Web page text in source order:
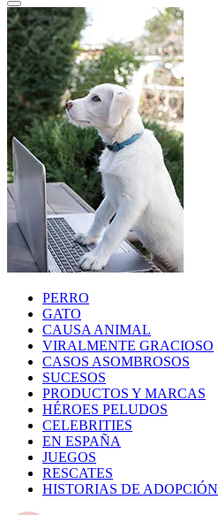
PERRO
GATO
CAUSA ANIMAL
VIRALMENTE GRACIOSO
CASOS ASOMBROSOS
SUCESOS
PRODUCTOS Y MARCAS
HÉROES PELUDOS
CELEBRITIES
EN ESPAÑA
JUEGOS
RESCATES
HISTORIAS DE ADOPCIÓN